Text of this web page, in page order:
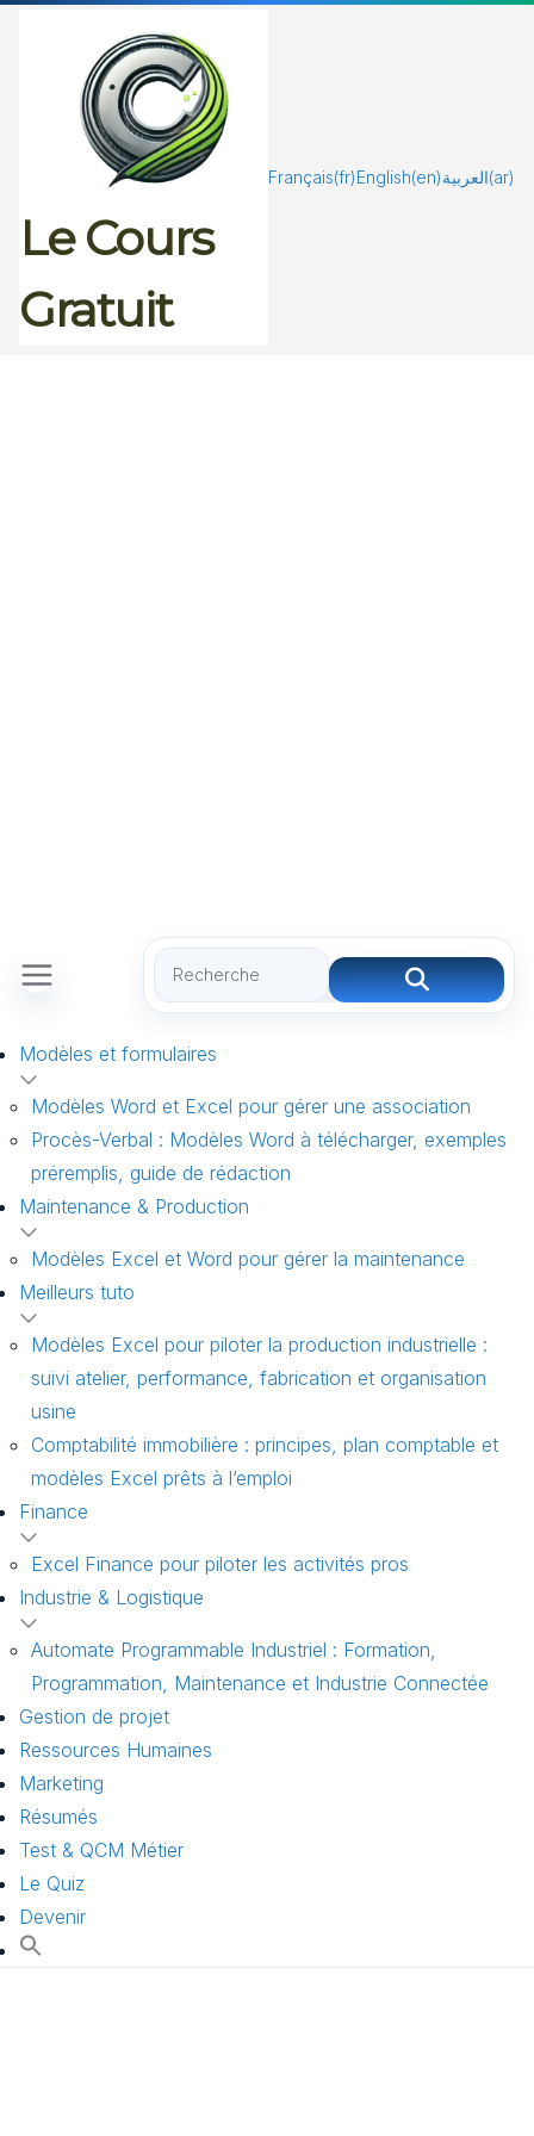
Le Cours
Gratuit
Français(fr) English(en)العربية(ar)
Modèles et formulaires
Modèles Word et Excel pour gérer une association
Procès-Verbal : Modèles Word à télécharger, exemples
préremplis, guide de rédaction
Maintenance & Production
Modèles Excel et Word pour gérer la maintenance
Meilleurs tuto
Modèles Excel pour piloter la production industrielle :
suivi atelier, performance, fabrication et organisation
usine
Comptabilité immobilière : principes, plan comptable et
modèles Excel prêts à l’emploi
Finance
Excel Finance pour piloter les activités pros
Industrie & Logistique
Automate Programmable Industriel : Formation,
Programmation, Maintenance et Industrie Connectée
Gestion de projet
Ressources Humaines
Marketing
Résumés
Test & QCM Métier
Le Quiz
Devenir